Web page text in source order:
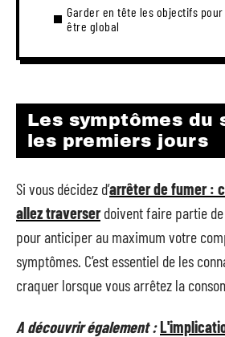
Garder en tête les objectifs
être global
Les symptômes du
les premiers jours
Si vous décidez d’arrêter de fumer :
allez traverserdoivent faire partie de
pour anticiper au maximum votre
symptômes. C’est essentiel de les
craquer lorsque vous arrêtez la
A découvrir également :